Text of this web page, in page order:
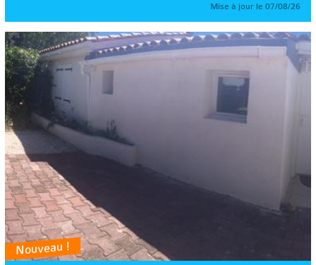
Mise à jour le 07/08/26
Nouveau !